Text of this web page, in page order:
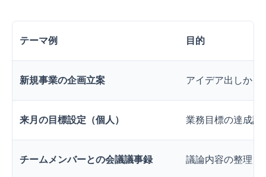
テーマ例 目的
新規事業の企画立案 アイデア出しから
来月の目標設定（個人） 業務目標の達成計
チームメンバーとの会議議事録 議論内容の整理と